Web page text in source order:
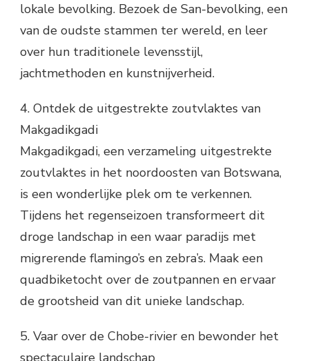
lokale bevolking. Bezoek de San-bevolking, een
van de oudste stammen ter wereld, en leer
over hun traditionele levensstijl,
jachtmethoden en kunstnijverheid.
4. Ontdek de uitgestrekte zoutvlaktes van
Makgadikgadi
Makgadikgadi, een verzameling uitgestrekte
zoutvlaktes in het noordoosten van Botswana,
is een wonderlijke plek om te verkennen.
Tijdens het regenseizoen transformeert dit
droge landschap in een waar paradijs met
migrerende flamingo’s en zebra’s. Maak een
quadbiketocht over de zoutpannen en ervaar
de grootsheid van dit unieke landschap.
5. Vaar over de Chobe-rivier en bewonder het
spectaculaire landschap